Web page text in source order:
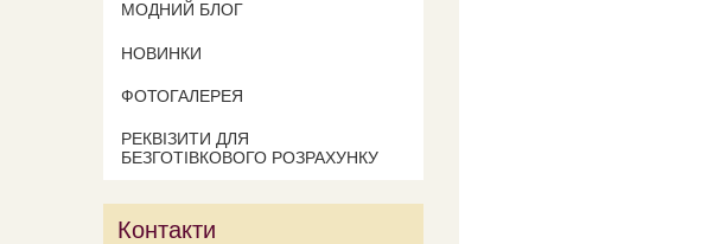
МОДНИЙ БЛОГ
НОВИНКИ
ФОТОГАЛЕРЕЯ
РЕКВІЗИТИ ДЛЯ
БЕЗГОТІВКОВОГО РОЗРАХУНКУ
Контакти